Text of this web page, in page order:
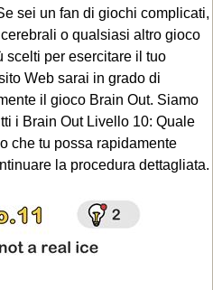
sei un fan di giochi complicati,
o qualsiasi altro gioco
scelti per esercitare il tuo
Web sarai in grado di
il gioco Brain Out. Siamo
i Brain Out Livello 10: Quale
che tu possa rapidamente
la procedura dettagliata.